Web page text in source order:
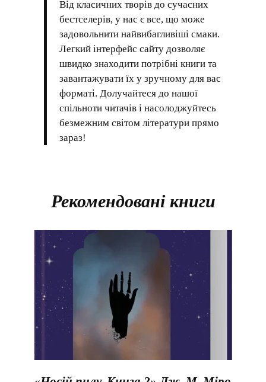
Від класичних творів до сучасних
бестселерів, у нас є все, що може
задовольнити найвибагливіші смаки.
Легкий інтерфейс сайту дозволяє
швидко знаходити потрібні книги та
завантажувати їх у зручному для вас
форматі. Долучайтеся до нашої
спільноти читачів і насолоджуйтесь
безмежним світом літератури прямо
зараз!
Рекомендовані книги